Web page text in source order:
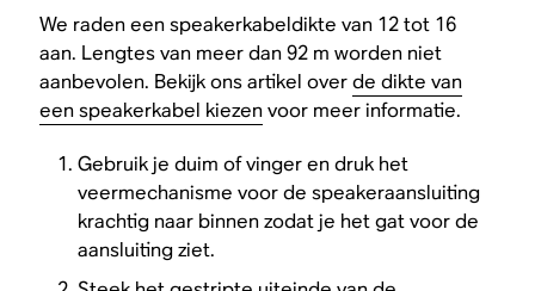
We raden een speakerkabeldikte van 12 tot 16
aan. Lengtes van meer dan 92 m worden niet
aanbevolen. Bekijk ons artikel overde dikte van
een speakerkabel kiezenvoor meer informatie.
Gebruik je duim of vinger en druk het
veermechanisme voor de speakeraansluiting
krachtig naar binnen zodat je het gat voor de
aansluiting ziet.